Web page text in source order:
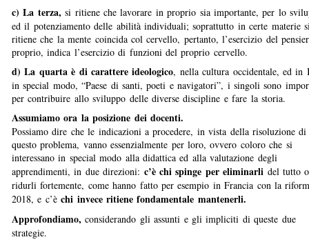
c) La terza, si ritiene che lavorare in proprio sia importante, per lo
ed il potenziamento delle abilità individuali; soprattutto in certe materie
ritiene che la mente coincida col cervello, pertanto, l’esercizio del
proprio, indica l’esercizio di funzioni del proprio cervello.
d) La quarta è di carattere ideologico, nella cultura occidentale, ed in
in special modo, “Paese di santi, poeti e navigatori”, i singoli sono
per contribuire allo sviluppo delle diverse discipline e fare la storia.
Assumiamo ora la posizione dei docenti.
Possiamo dire che le indicazioni a procedere, in vista della risoluzione di
questo problema, vanno essenzialmente per loro, ovvero coloro che si
interessano in special modo alla didattica ed alla valutazione degli
apprendimenti, in due direzioni: c’è chi spinge per eliminarli del tutto o
ridurli fortemente, come hanno fatto per esempio in Francia con la
2018, e c’èchi invece ritiene fondamentale mantenerli.
Approfondiamo, considerando gli assunti e gli impliciti di queste due
strategie.